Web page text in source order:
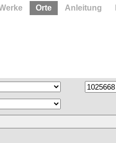
Orte Anleitung